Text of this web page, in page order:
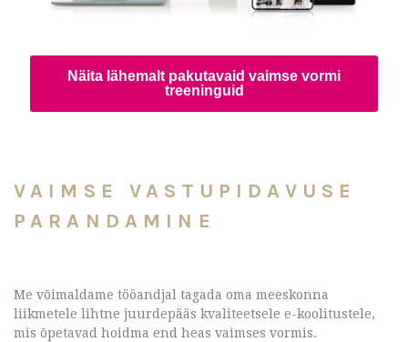
Näita lähemalt pakutavaid vaimse vormi
treeninguid
VAIMSE VASTUPIDAVUSE
PARANDAMINE
Me võimaldame tööandjal tagada oma meeskonna
liikmetele lihtne juurdepääs kvaliteetsele e-koolitustele,
mis õpetavad hoidma end heas vaimses vormis.